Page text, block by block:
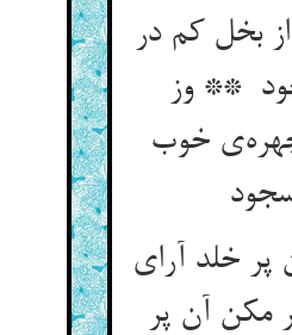
بخل کم در
** وز
خوب
پر خلد آرای
مکن آن پر